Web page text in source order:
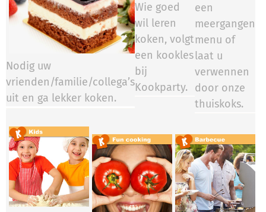
Nodig uw
vrienden/familie/collega’s
uit en ga lekker koken.
Wie goed
wil leren
koken, volgt
een kookles
bij
Kookparty.​​​​
een
meergangen
menu of
laat u
verwennen
door onze
thuiskoks.